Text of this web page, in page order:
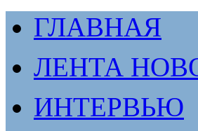
ГЛАВНАЯ
ЛЕНТА
ИНТЕРВЬЮ